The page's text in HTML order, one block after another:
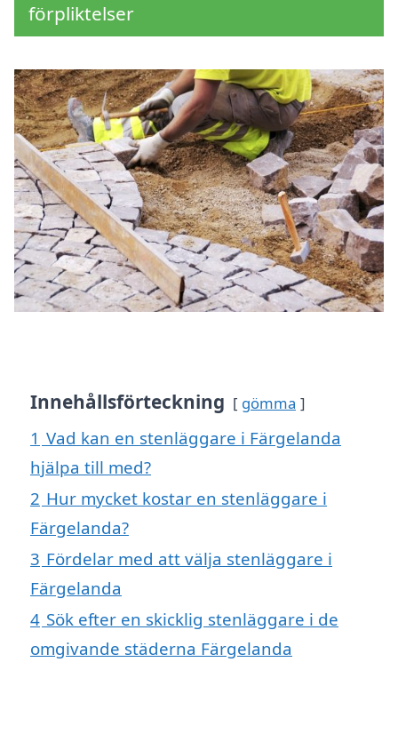
förpliktelser
Innehållsförteckning gömma
1 Vad kan en stenläggare i Färgelanda
hjälpa till med?
2 Hur mycket kostar en stenläggare i
Färgelanda?
3 Fördelar med att välja stenläggare i
Färgelanda
4 Sök efter en skicklig stenläggare i de
omgivande städerna Färgelanda